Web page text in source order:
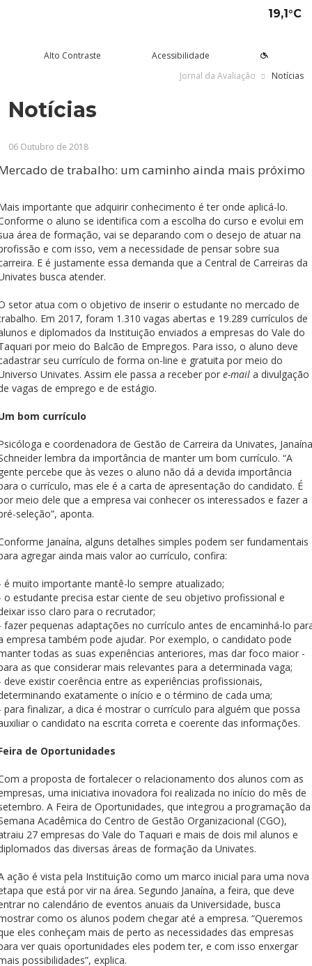
19,1°C
aqui
de ingresso
e bolsas
que a Univates?
guiadas
Presencial
a Distância - EAD
e Doutorados
MBA
de Idiomas
Médicas
Mantenedora
Virtual
Institucional
Conosco
e Inovação
da Inovação
Tecnológica da
- Inovates
e Projetos de
Pedagógica Externa
e Lazer
Univates
Univates
e Saúde
& Você - Comunidade
Gustavo Adolfo
de Carreiras
Alto Contraste
Acessibilidade
Jornal da Avaliação
Notícias
Notícias
06 Outubro de 2018
de trabalho: um caminho ainda mais próximo
importante que adquirir conhecimento é ter onde aplicá-lo.
o aluno se identifica com a escolha do curso e evolui em
área de formação, vai se deparando com o desejo de atuar na
e com isso, vem a necessidade de pensar sobre sua
E é justamente essa demanda que a Central de Carreiras da
busca atender.
setor atua com o objetivo de inserir o estudante no mercado de
Em 2017, foram 1.310 vagas abertas e 19.289 currículos de
e diplomados da Instituição enviados a empresas do Vale do
por meio do Balcão de Empregos. Para isso, o aluno deve
seu currículo de forma on-line e gratuita por meio do
Univates. Assim ele passa a receber por e-mail a divulgação
vagas de emprego e de estágio.
bom currículo
e coordenadora de Gestão de Carreira da Univates, Janaína
lembra da importância de manter um bom currículo. “A
percebe que às vezes o aluno não dá a devida importância
o currículo, mas ele é a carta de apresentação do candidato. É
meio dele que a empresa vai conhecer os interessados e fazer a
seleção”, aponta.
Janaína, alguns detalhes simples podem ser fundamentais
agregar ainda mais valor ao currículo, confira:
é muito importante mantê-lo sempre atualizado;
o estudante precisa estar ciente de seu objetivo profissional e
isso claro para o recrutador;
fazer pequenas adaptações no currículo antes de encaminhá-lo
empresa também pode ajudar. Por exemplo, o candidato pode
todas as suas experiências anteriores, mas dar foco maior -
as que considerar mais relevantes para a determinada vaga;
deve existir coerência entre as experiências profissionais,
exatamente o início e o término de cada uma;
para finalizar, a dica é mostrar o currículo para alguém que possa
o candidato na escrita correta e coerente das informações.
de Oportunidades
a proposta de fortalecer o relacionamento dos alunos com as
uma iniciativa inovadora foi realizada no início do mês de
A Feira de Oportunidades, que integrou a programação da
Acadêmica do Centro de Gestão Organizacional (CGO),
27 empresas do Vale do Taquari e mais de dois mil alunos e
das diversas áreas de formação da Univates.
ação é vista pela Instituição como um marco inicial para uma nova
que está por vir na área. Segundo Janaína, a feira, que deve
no calendário de eventos anuais da Universidade, busca
como os alunos podem chegar até a empresa. “Queremos
eles conheçam mais de perto as necessidades das empresas
ver quais oportunidades eles podem ter, e com isso enxergar
possibilidades”, explica.